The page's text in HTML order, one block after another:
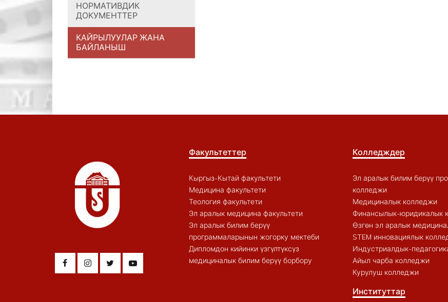
НОРМАТИВДИК
ДОКУМЕНТТЕР
КАЙРЫЛУУЛАР ЖАНА
БАЙЛАНЫШ
Факультеттер
Кыргыз-Кытай факультети
Медицина факультети
Теология факультети
Эл аралык медицина факультети
Эл аралык билим берүү
программаларынын жогорку мектеби
Дипломдон кийинки үзгүлтүксүз
медициналык билим берүү борбору
Колледждер
Эл аралык билим берүү
колледжи
Медициналык колледжи
Финансылык-юридикалык
Өзгөн эл аралык
STEM инновациялык
Индустриалдык-
Айыл чарба колледжи
Курулуш колледжи
Институттар